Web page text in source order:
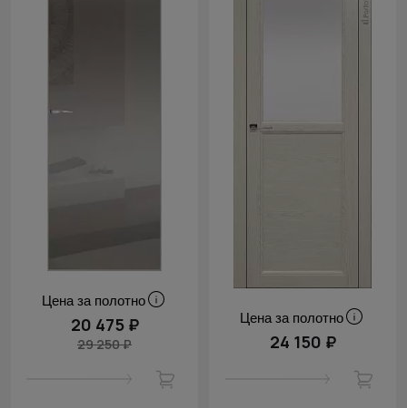
Цена за полотно
20 475 ₽
29 250 ₽
Цена за полотно
24 150 ₽